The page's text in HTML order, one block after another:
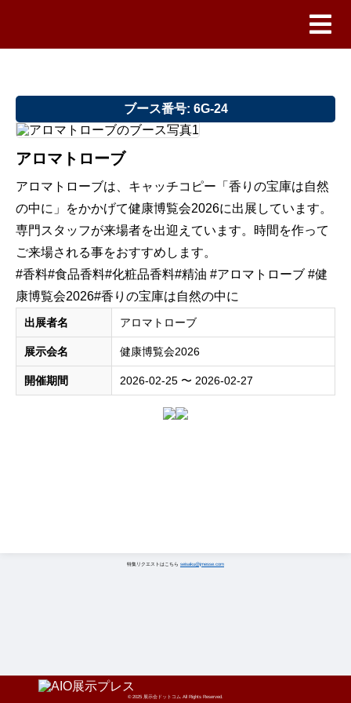
ブース番号: 6G-24
アロマトローブ
アロマトローブは、キャッチコピー「香りの宝庫は自然
の中に」をかかげて健康博覧会2026に出展しています。
専門スタッフが来場者を出迎えています。時間を作って
ご来場される事をおすすめします。
#香料#食品香料#化粧品香料#精油 #アロマトローブ #健
康博覧会2026#香りの宝庫は自然の中に
出展者名 アロマトローブ
展示会名 健康博覧会2026
開催期間 2026-02-25 〜 2026-02-27
特集リクエストはこちら seisaku@jmesse.com
© 2025 展示会ドットコム All Rights Reserved.